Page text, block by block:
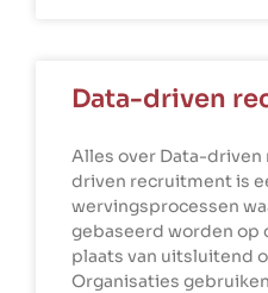
Data-driven
Alles over Data-
driven recruitment is
wervingsprocessen
gebaseerd worden op
plaats van uitsluitend
Organisaties